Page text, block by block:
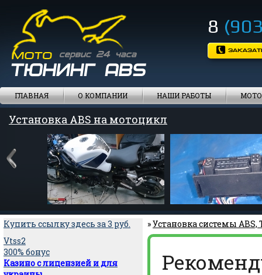
8
ГЛАВНАЯ О КОМПАНИИ НАШИ РАБОТЫ
Установка ABS на мотоцикл
Установка ABS на мотоцикл
Купить ссылку здесь за3 руб.
Vtss2
300% бонус
Казино с лицензией и для
»Установка системы